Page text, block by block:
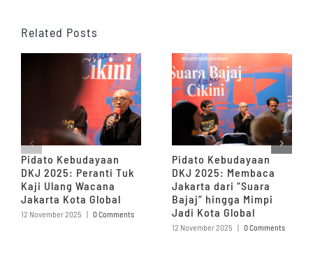
Related Posts
Pidato Kebudayaan
DKJ 2025: Peranti Tuk
Kaji Ulang Wacana
Jakarta Kota Global
12 November 2025 | 0 Comments
Pidato Kebudayaan
DKJ 2025: Membaca
Jakarta dari “Suara
Bajaj” hingga Mimpi
Jadi Kota Global
12 November 2025 | 0 Comments